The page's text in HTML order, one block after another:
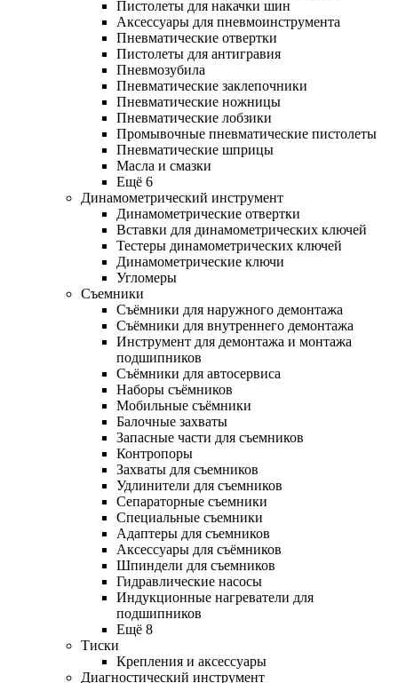
Пистолеты для накачки шин
Аксессуары для пневмоинструмента
Пневматические отвертки
Пистолеты для антигравия
Пневмозубила
Пневматические заклепочники
Пневматические ножницы
Пневматические лобзики
Промывочные пневматические пистолеты
Пневматические шприцы
Масла и смазки
Ещё 6
Динамометрический инструмент
Динамометрические отвертки
Вставки для динамометрических ключей
Тестеры динамометрических ключей
Динамометрические ключи
Угломеры
Съемники
Съёмники для наружного демонтажа
Съёмники для внутреннего демонтажа
Инструмент для демонтажа и монтажа
подшипников
Съёмники для автосервиса
Наборы съёмников
Мобильные съёмники
Балочные захваты
Запасные части для съемников
Контропоры
Захваты для съемников
Удлинители для съемников
Сепараторные съемники
Специальные съемники
Адаптеры для съемников
Аксессуары для съёмников
Шпиндели для съемников
Гидравлические насосы
Индукционные нагреватели для
подшипников
Ещё 8
Тиски
Крепления и аксессуары
Диагностический инструмент